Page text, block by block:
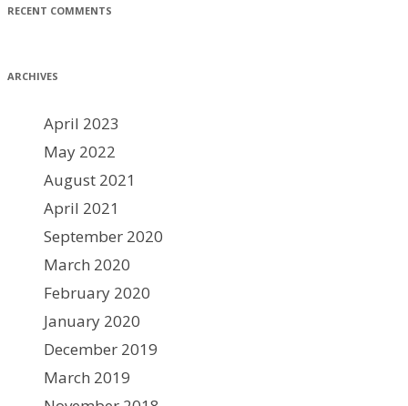
RECENT COMMENTS
ARCHIVES
April 2023
May 2022
August 2021
April 2021
September 2020
March 2020
February 2020
January 2020
December 2019
March 2019